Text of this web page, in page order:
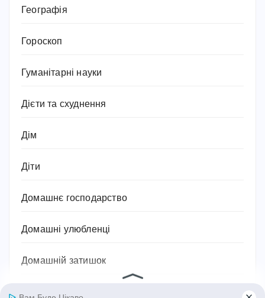
Географія
Гороскоп
Гуманітарні науки
Дієти та схуднення
Дім
Діти
Домашнє господарство
Домашні улюбленці
Домашній затишок
Закони України